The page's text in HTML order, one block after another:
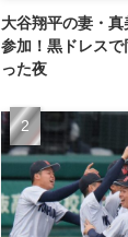
大谷翔平の妻・
参加！黒ドレス
った夜